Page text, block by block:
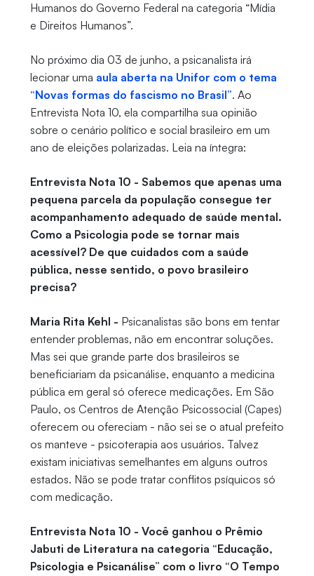
Humanos do Governo Federal na categoria “Mídia
e Direitos Humanos”.
No próximo dia 03 de junho, a psicanalista irá
lecionar uma aula aberta na Unifor com o tema
“Novas formas do fascismo no Brasil”. Ao
Entrevista Nota 10, ela compartilha sua opinião
sobre o cenário político e social brasileiro em um
ano de eleições polarizadas. Leia na íntegra:
Entrevista Nota 10 - Sabemos que apenas uma
pequena parcela da população consegue ter
acompanhamento adequado de saúde mental.
Como a Psicologia pode se tornar mais
acessível? De que cuidados com a saúde
pública, nesse sentido, o povo brasileiro
precisa?
Maria Rita Kehl - Psicanalistas são bons em tentar
entender problemas, não em encontrar soluções.
Mas sei que grande parte dos brasileiros se
beneficiariam da psicanálise, enquanto a medicina
pública em geral só oferece medicações. Em São
Paulo, os Centros de Atenção Psicossocial (Capes)
oferecem ou ofereciam - não sei se o atual prefeito
os manteve - psicoterapia aos usuários. Talvez
existam iniciativas semelhantes em alguns outros
estados. Não se pode tratar conflitos psíquicos só
com medicação.
Entrevista Nota 10 - Você ganhou o Prêmio
Jabuti de Literatura na categoria “Educação,
Psicologia e Psicanálise” com o livro “O Tempo